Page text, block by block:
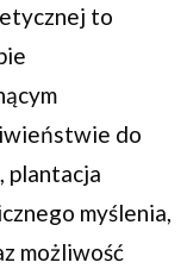
to
do
plantacja
myślenia,
możliwość